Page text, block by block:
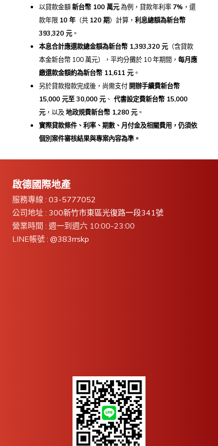
以貸款金額新台幣 100 萬元為例，貸款年利率 7% ，還
款年限 10 年（共 120 期）計算， 利息總額為新台幣
393,320 元。
本息合計應還款總金額為新台幣 1,393,320 元（含貸款
本金新台幣 100 萬元），平均分攤於 10 年期間， 每月應
繳還款金額約為新台幣 11,611 元。
另於貸款撥款完成後，尚需支付 開辦手續費新台幣
15,000 元至 30,000 元、 代書設定費新台幣 15,000
元，以及 地政規費新台幣 1,280 元。
實際貸款條件、利率、期數、月付金及相關費用， 仍須依
個別案件審核結果與專案內容為準。
啟德國際地產
服務專線 : 03-5777052
公司地址 : 300新竹市東區光復路一段341號
營業時間 : 週一到週六 10:00-23:00
LINE帳號 : @383rrskp